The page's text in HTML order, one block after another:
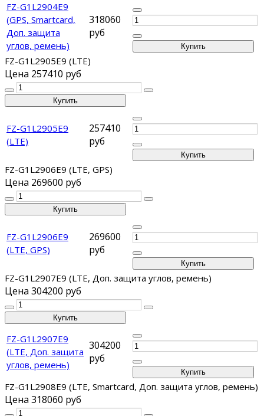
FZ-G1L2904E9
(GPS, Smartcard,
Доп. защита
углов, ремень)
318060
руб
FZ-G1L2905E9 (LTE)
Цена 257410 руб
FZ-G1L2905E9
(LTE)
257410
руб
FZ-G1L2906E9 (LTE, GPS)
Цена 269600 руб
FZ-G1L2906E9
(LTE, GPS)
269600
руб
FZ-G1L2907E9 (LTE, Доп. защита углов, ремень)
Цена 304200 руб
FZ-G1L2907E9
(LTE, Доп. защита
углов, ремень)
304200
руб
FZ-G1L2908E9 (LTE, Smartcard, Доп. защита углов, ремень)
Цена 318060 руб